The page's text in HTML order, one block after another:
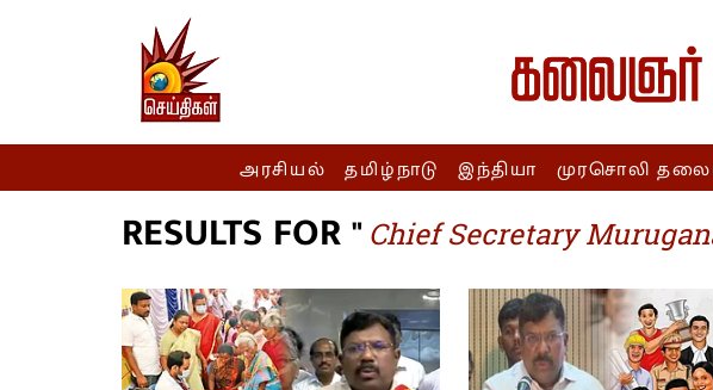
அரசியல் தமிழ்நாடு இந்தியா முரசொலி
RESULTS FOR " Chief Secretary